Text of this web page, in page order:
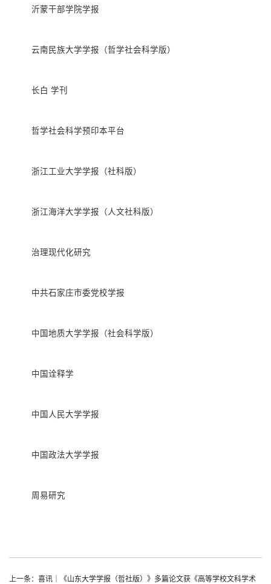
沂蒙干部学院学报
云南民族大学学报（哲学社会科学版）
长白 学刊
哲学社会科学预印本平台
浙江工业大学学报（社科版）
浙江海洋大学学报（人文社科版）
治理现代化研究
中共石家庄市委党校学报
中国地质大学学报（社会科学版）
中国诠释学
中国人民大学学报
中国政法大学学报
周易研究
上一条：喜讯｜《山东大学学报（哲社版）》多篇论文获《高等学校文科学术